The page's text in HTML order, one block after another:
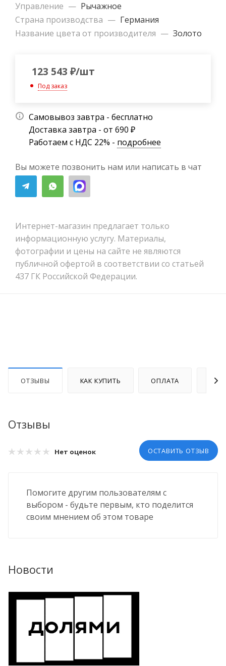
Управление — Рычажное
Страна производства — Германия
Название цвета от производителя — Золото
123 543 ₽/шт
Под заказ
Самовывоз завтра - бесплатно
Доставка завтра - от 690 ₽
Работаем с НДС 22% - подробнее
Вы можете позвонить нам или написать в чат
Интернет-магазин предлагает только
информационную услугу. Материалы,
фотографии и цены на сайте не являются
публичной офертой в соответствии со статьей
437 ГК Российской Федерации.
ОТЗЫВЫ КАК КУПИТЬ ОПЛАТА
Отзывы
Нет оценок ОСТАВИТЬ ОТЗЫВ
Помогите другим пользователям с
выбором - будьте первым, кто поделится
своим мнением об этом товаре
Новости